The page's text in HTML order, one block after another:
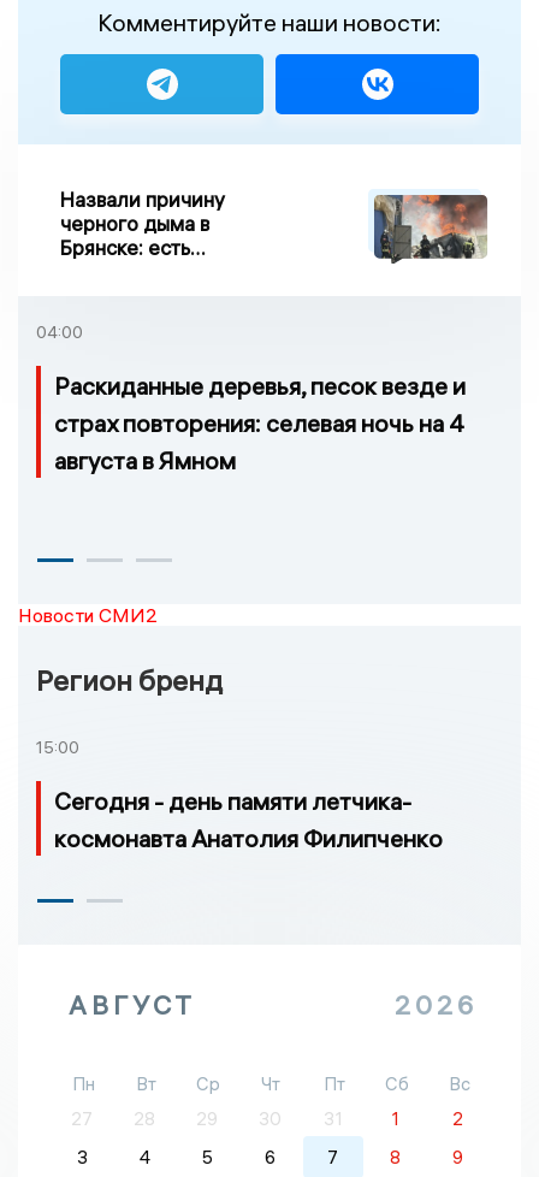
Комментируйте наши новости:
Назвали причину
черного дыма в
Брянске: есть
04:00
Раскиданные деревья, песок везде и
страх повторения: селевая ночь на 4
августа в Ямном
Новости СМИ2
Регион бренд
15:00
Сегодня - день памяти летчика-
космонавта Анатолия Филипченко
АВГУСТ 2026
Пн Вт Ср Чт Пт Сб
Вс
27
28 29 30 31 1
2
3
4 5 6 7 8 9